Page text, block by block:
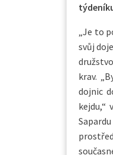
„Je to
svůj
krav.
dojnic
kejdu,“